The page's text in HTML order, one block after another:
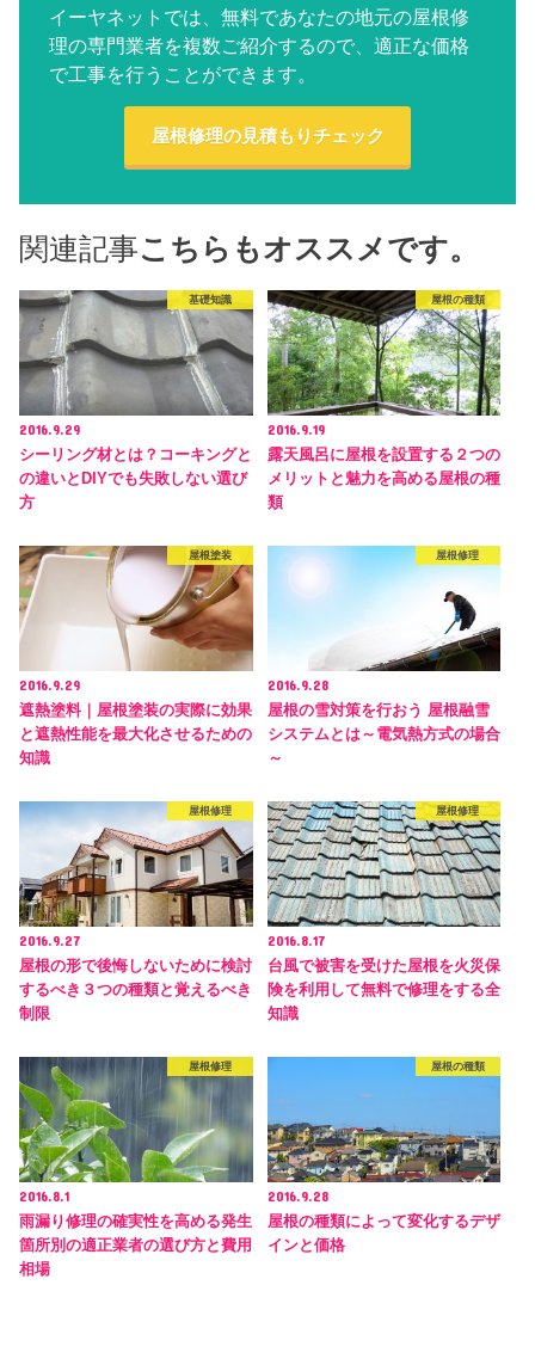
イーヤネットでは、無料であなたの地元の屋根修
理の専門業者を複数ご紹介するので、適正な価格
で工事を行うことができます。
屋根修理の見積もりチェック
関連記事こちらもオススメです。
基礎知識
2016.9.29
シーリング材とは？コーキングと
の違いとDIYでも失敗しない選び
方
屋根の種類
2016.9.19
露天風呂に屋根を設置する２つの
メリットと魅力を高める屋根の種
類
屋根塗装
2016.9.29
遮熱塗料｜屋根塗装の実際に効果
と遮熱性能を最大化させるための
知識
屋根修理
2016.9.28
屋根の雪対策を行おう 屋根融雪
システムとは～電気熱方式の場合
～
屋根修理
2016.9.27
屋根の形で後悔しないために検討
するべき３つの種類と覚えるべき
制限
屋根修理
2016.8.17
台風で被害を受けた屋根を火災保
険を利用して無料で修理をする全
知識
屋根修理
2016.8.1
雨漏り修理の確実性を高める発生
箇所別の適正業者の選び方と費用
相場
屋根の種類
2016.9.28
屋根の種類によって変化するデザ
インと価格